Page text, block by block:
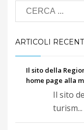
ARTICOLI
Il sito della
home page alla
Il sito
turism...